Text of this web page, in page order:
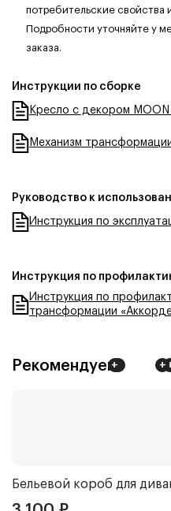
потребительские свойства
Подробности уточняйте у
заказа.
Инструкции по сборке
Кресло с декором
Механизм
Руководство к
Инструкция по
Инструкция по
Инструкция по
трансформации
+ +
+
Рекомендуем
Бельевой короб для